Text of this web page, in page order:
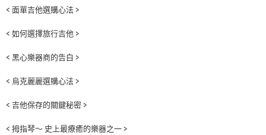
< 面單吉他選購心法 >
< 如何選擇旅行吉他 >
< 黑心樂器商的告白 >
< 烏克麗麗選購心法 >
< 吉他保存的關鍵秘密 >
< 拇指琴～ 史上最療癒的樂器之一 >